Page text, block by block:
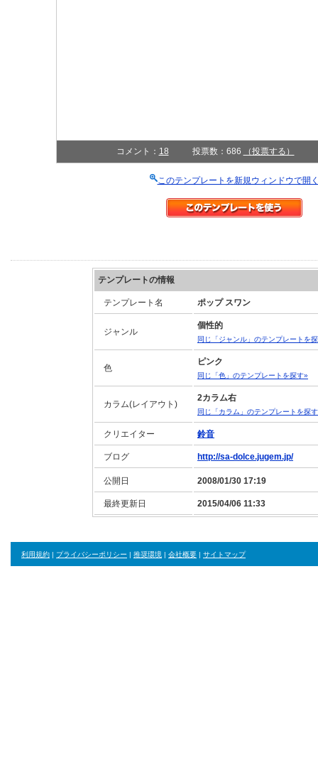
コメント： 18 投票数：686 （投票する）
このテンプレートを新規ウィンドウで開
テンプレートの情報
テンプレート名 ポップ スワン
ジャンル
個性的
同じ「ジャンル」のテンプレートを
色
ピンク
同じ「色」のテンプレートを探す»
カラム(レイアウト)
2カラム右
同じ「カラム」のテンプレートを探
クリエイター 鈴音
ブログ http://sa-dolce.jugem.jp/
公開日 2008/01/30 17:19
最終更新日 2015/04/06 11:33
利用規約 | プライバシーポリシー | 推奨環境 | 会社概要 | サイトマップ